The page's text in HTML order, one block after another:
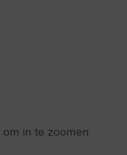
in te zoomen